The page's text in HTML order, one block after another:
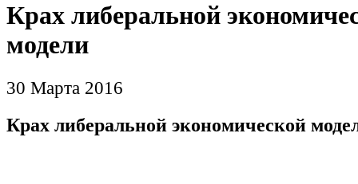
Крах либеральной
модели
30 Марта 2016
Крах либеральной экономической